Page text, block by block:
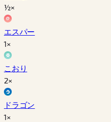
½×
エスパー
1×
こおり
2×
ドラゴン
1×